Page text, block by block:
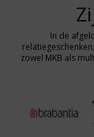
In de
zowel MKB als